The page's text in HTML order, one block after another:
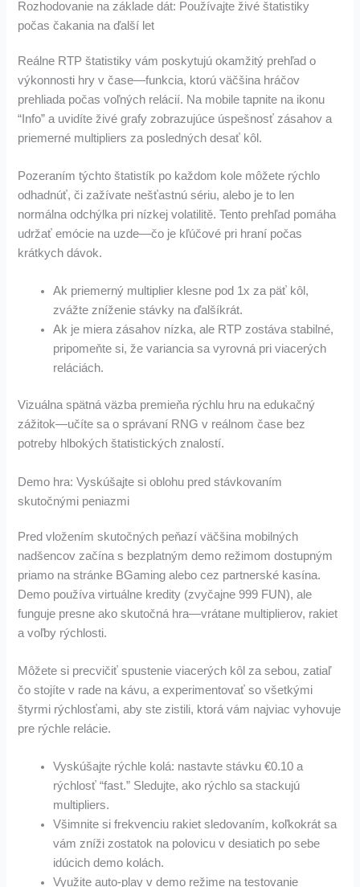
Rozhodovanie na základe dát: Používajte živé štatistiky
počas čakania na ďalší let
Reálne RTP štatistiky vám poskytujú okamžitý prehľad o
výkonnosti hry v čase—funkcia, ktorú väčšina hráčov
prehliada počas voľných relácií. Na mobile tapnite na ikonu
“Info” a uvidíte živé grafy zobrazujúce úspešnosť zásahov a
priemerné multipliers za posledných desať kôl.
Pozeraním týchto štatistík po každom kole môžete rýchlo
odhadnúť, či zažívate nešťastnú sériu, alebo je to len
normálna odchýlka pri nízkej volatilitě. Tento prehľad pomáha
udržať emócie na uzde—čo je kľúčové pri hraní počas
krátkych dávok.
Ak priemerný multiplier klesne pod 1x za päť kôl,
zvážte zníženie stávky na ďalšíkrát.
Ak je miera zásahov nízka, ale RTP zostáva stabilné,
pripomeňte si, že variancia sa vyrovná pri viacerých
reláciách.
Vizuálna spätná väzba premieňa rýchlu hru na edukačný
zážitok—učíte sa o správaní RNG v reálnom čase bez
potreby hlbokých štatistických znalostí.
Demo hra: Vyskúšajte si oblohu pred stávkovaním
skutočnými peniazmi
Pred vložením skutočných peňazí väčšina mobilných
nadšencov začína s bezplatným demo režimom dostupným
priamo na stránke BGaming alebo cez partnerské kasína.
Demo používa virtuálne kredity (zvyčajne 999 FUN), ale
funguje presne ako skutočná hra—vrátane multiplierov, rakiet
a voľby rýchlosti.
Môžete si precvičiť spustenie viacerých kôl za sebou, zatiaľ
čo stojíte v rade na kávu, a experimentovať so všetkými
štyrmi rýchlosťami, aby ste zistili, ktorá vám najviac vyhovuje
pre rýchle relácie.
Vyskúšajte rýchle kolá: nastavte stávku €0.10 a
rýchlosť “fast.” Sledujte, ako rýchlo sa stackujú
multipliers.
Všimnite si frekvenciu rakiet sledovaním, koľkokrát sa
vám zníži zostatok na polovicu v desiatich po sebe
idúcich demo kolách.
Využite auto‑play v demo režime na testovanie